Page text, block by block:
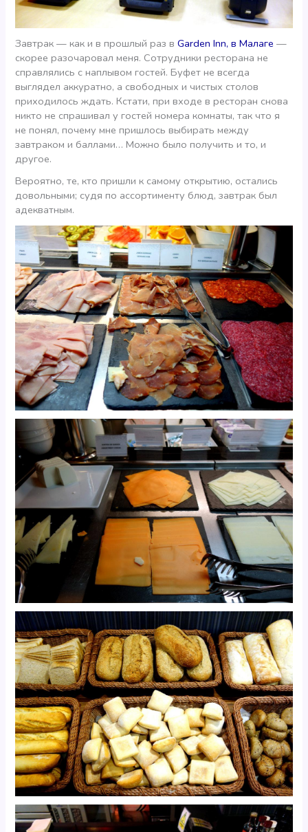
Завтрак — как и в прошлый раз вGarden Inn, в Малаге —
скорее разочаровал меня. Сотрудники ресторана не
справлялись с наплывом гостей. Буфет не всегда
выглядел аккуратно, а свободных и чистых столов
приходилось ждать. Кстати, при входе в ресторан снова
никто не спрашивал у гостей номера комнаты, так что я
не понял, почему мне пришлось выбирать между
завтраком и баллами… Можно было получить и то, и
другое.
Вероятно, те, кто пришли к самому открытию, остались
довольными; судя по ассортименту блюд, завтрак был
адекватным.